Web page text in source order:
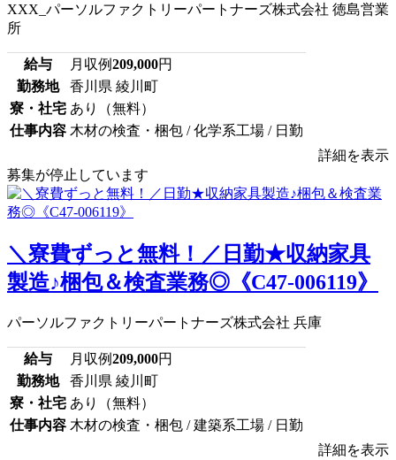
XXX_パーソルファクトリーパートナーズ株式会社 徳島営業
所
給与 月収例209,000円
勤務地
香川県 綾川町
寮・社宅 あり（無料）
仕事内容 木材の検査・梱包 / 化学系工場 / 日勤
詳細を表示
募集が停止しています
＼寮費ずっと無料！／日勤★収納家具
製造♪梱包＆検査業務◎《C47-006119》
パーソルファクトリーパートナーズ株式会社 兵庫
給与 月収例209,000円
勤務地
香川県 綾川町
寮・社宅 あり（無料）
仕事内容 木材の検査・梱包 / 建築系工場 / 日勤
詳細を表示